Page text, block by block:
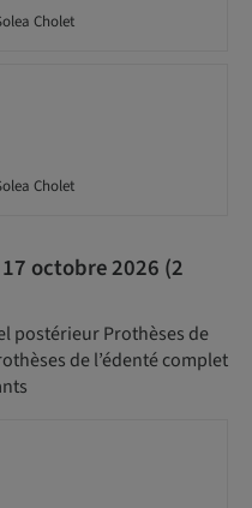
Cholet
Cholet
17 octobre 2026 (2
postérieur Prothèses de
de l’édenté complet